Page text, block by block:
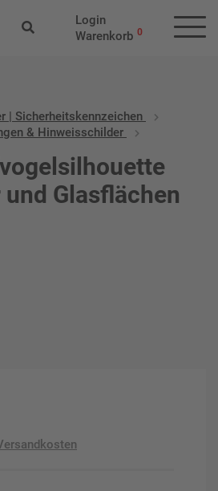
Login
Warenkorb 0
| Sicherheitskennzeichen
& Hinweisschilder
Glasflächen